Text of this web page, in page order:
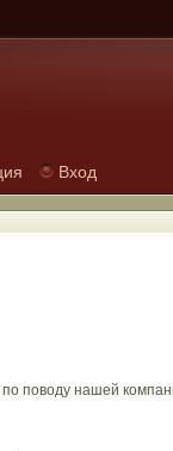
Вход
поводу нашей